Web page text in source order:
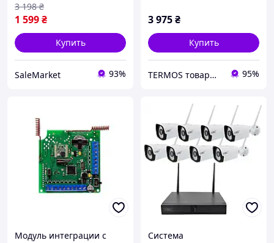
1 599₴
3 198 ₴
Купить
SaleMarket 93%
3 975₴
Купить
TERMOS товары альтернативной энергетики 95%
Модуль интеграции с
Система